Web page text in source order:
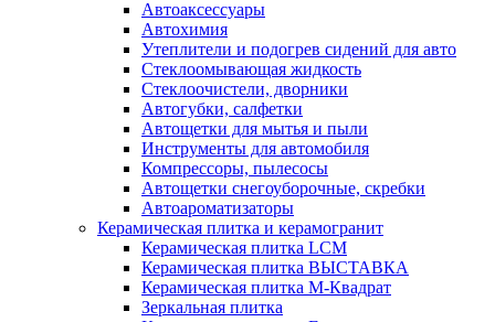
Автоаксессуары
Автохимия
Утеплители и подогрев сидений для авто
Стеклоомывающая жидкость
Стеклоочистели, дворники
Автогубки, салфетки
Автощетки для мытья и пыли
Инструменты для автомобиля
Компрессоры, пылесосы
Автощетки снегоуборочные, скребки
Автоароматизаторы
Керамическая плитка и керамогранит
Керамическая плитка LCM
Керамическая плитка ВЫСТАВКА
Керамическая плитка М-Квадрат
Зеркальная плитка